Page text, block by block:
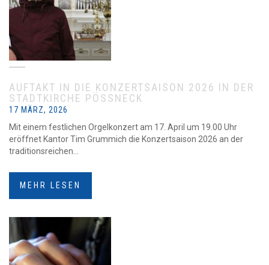
AUFTAKT IN DIE KONZERTSAISON 2026 IN DER
STADTKIRCHE PÖSSNECK
17 MÄRZ, 2026
Mit einem festlichen Orgelkonzert am 17. April um 19.00 Uhr
eröffnet Kantor Tim Grummich die Konzertsaison 2026 an der
traditionsreichen...
MEHR LESEN